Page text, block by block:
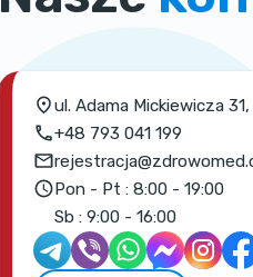
ul. Adama Mickiewicza
+48 793 041 199
Pon - Pt : 8:00 - 19:00
Sb :9:00 - 16:00